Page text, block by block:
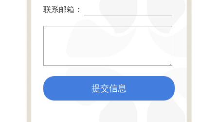
联系邮箱：
提交信息